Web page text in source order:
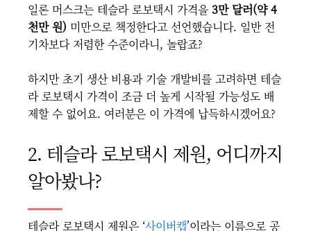
일론 머스크는 테슬라 로보택시 가격을 3만 달러(약 4
천만 원) 미만으로 책정한다고 선언했습니다. 일반 전
기차보다 저렴한 수준이라니, 놀랍죠?
하지만 초기 생산 비용과 기술 개발비를 고려하면 테슬
라 로보택시 가격이 조금 더 높게 시작될 가능성도 배
제할 수 없어요. 여러분은 이 가격에 납득하시겠어요?
2. 테슬라 로보택시 제원, 어디까지
알아봤나?
테슬라 로보택시 제원은 ‘사이버캡’이라는 이름으로 공